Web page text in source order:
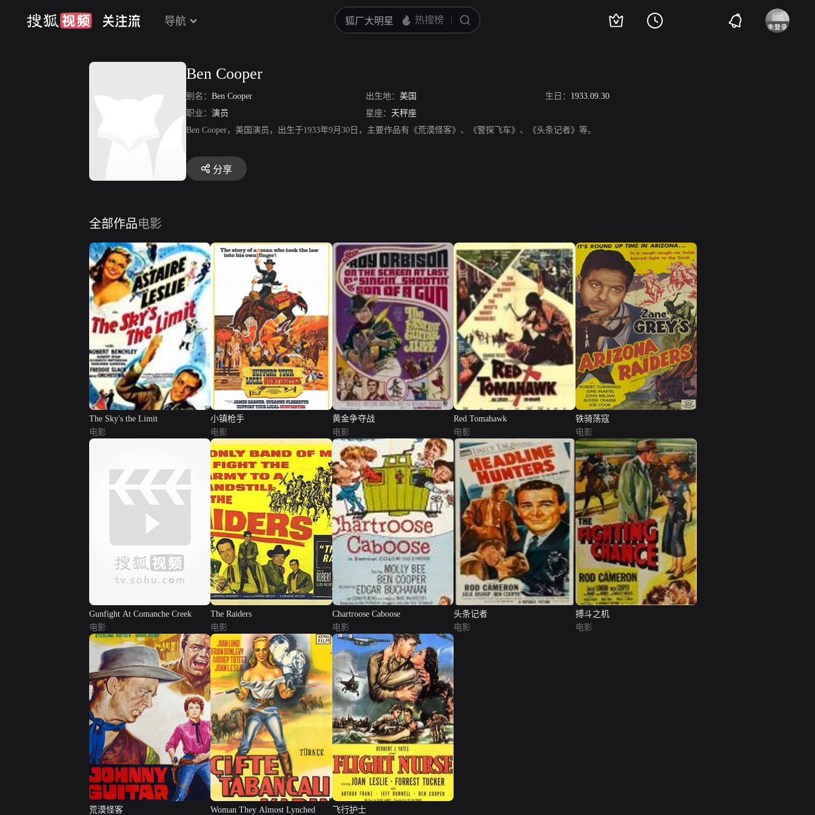
导航
Ben Cooper
别名： Ben Cooper 出生地： 美国 生日： 1933.09.30
职业： 演员 星座： 天秤座
Ben Cooper，美国演员，出生于1933年9月30日，主要作品有《荒漠怪客》、《警探飞车》、《头条记者》等。
分享
全部作品电影
The Sky's the Limit
电影
小镇枪手
电影
黄金争夺战
电影
Red Tomahawk
电影
铁骑荡寇
电影
Gunfight At Comanche Creek
电影
The Raiders
电影
Chartroose Caboose
电影
头条记者
电影
搏斗之机
电影
荒漠怪客 Woman They Almost Lynched 飞行护士